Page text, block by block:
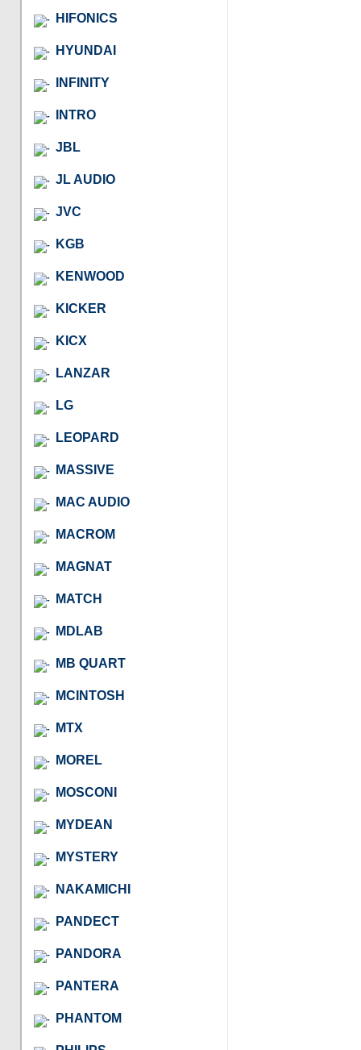
HIFONICS
HYUNDAI
INFINITY
INTRO
JBL
JL AUDIO
JVC
KGB
KENWOOD
KICKER
KICX
LANZAR
LG
LEOPARD
MASSIVE
MAC AUDIO
MACROM
MAGNAT
MATCH
MDLAB
MB QUART
MCINTOSH
MTX
MOREL
MOSCONI
MYDEAN
MYSTERY
NAKAMICHI
PANDECT
PANDORA
PANTERA
PHANTOM